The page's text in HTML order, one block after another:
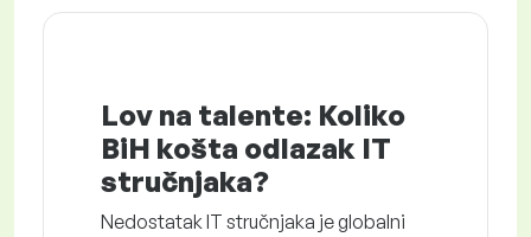
Lov na talente: Koliko
BiH košta odlazak IT
stručnjaka?
Nedostatak IT stručnjaka je globalni